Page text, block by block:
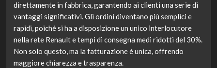
direttamente in fabbrica, garantendo ai clienti una serie di
vantaggi significativi. Gli ordini diventano più semplici e
rapidi, poiché si ha a disposizione un unico interlocutore
nella rete Renault e tempi di consegna medi ridotti del 30%.
Non solo questo, ma la fatturazione è unica, offrendo
maggiore chiarezza e trasparenza.